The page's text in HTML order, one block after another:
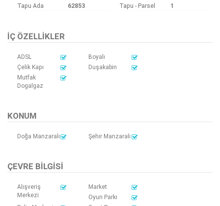
Tapu Ada
62853 Tapu - Parsel 1
İÇ ÖZELLIKLER
ADSL
Boyalı
Çelik Kapı
Duşakabin
Mutfak
Dogalgaz
KONUM
Doğa Manzaralı Şehir Manzaralı
ÇEVRE BILGISI
Alışveriş
Merkezi
Market
Oyun Parkı